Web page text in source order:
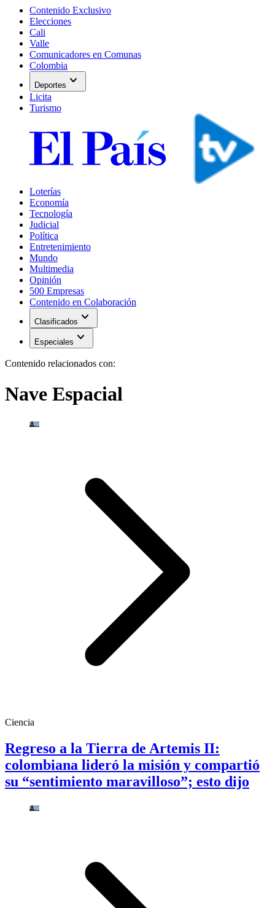
Contenido Exclusivo
Elecciones
Cali
Valle
Comunicadores en Comunas
Colombia
Deportes expand_more
Licita
Turismo
Loterías
Economía
Tecnología
Judicial
Política
Entretenimiento
Mundo
Multimedia
Opinión
500 Empresas
Contenido en Colaboración
Clasificados expand_more
Especiales expand_more
Contenido relacionados con:
Nave Espacial
Ciencia
Regreso a la Tierra de Artemis II:
colombiana lideró la misión y compartió
su “sentimiento maravilloso”; esto dijo